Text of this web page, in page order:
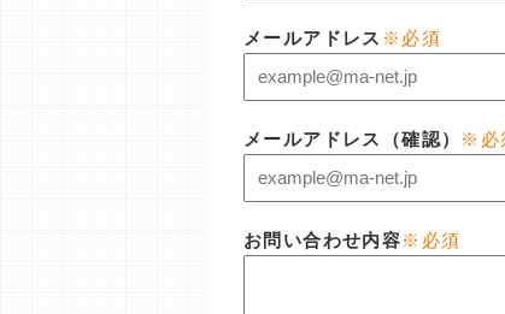
メールアドレス ※必須
メールアドレス（確認） ※必
お問い合わせ内容※必須